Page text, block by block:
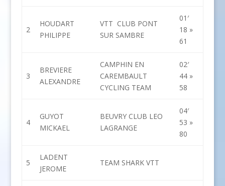
2
HOUDART
PHILIPPE
VTT CLUB PONT
SUR SAMBRE
01′
18 »
61
3
BREVIERE
ALEXANDRE
CAMPHIN EN
CAREMBAULT
CYCLING TEAM
02′
44 »
58
4
GUYOT
MICKAEL
BEUVRY CLUB LEO
LAGRANGE
04′
53 »
80
5
LADENT
JEROME
TEAM SHARK VTT